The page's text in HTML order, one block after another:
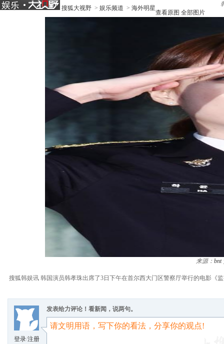
搜狐大视野 > 娱乐频道 > 海外明星
查看原图 全部图片
来源： bnt
搜狐韩娱讯 韩国演员韩孝珠出席了3日下午在首尔西大门区警察厅举行的电影《
登录/注册
发表给力评论！看新闻，说两句。